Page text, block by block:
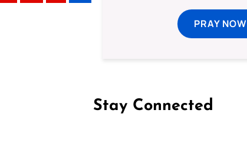
PRAY NOW
Stay Connected